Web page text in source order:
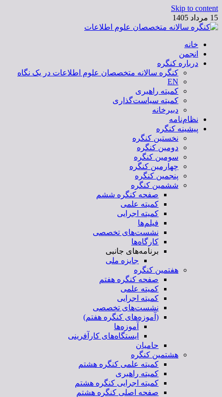
Skip to content
15 مرداد 1405
کنگره سالانه متخصصان علوم اطلاعات
خانه
انجمن
درباره کنگره
کنگره سالانه متخصصان علوم اطلاعات در یک نگاه
EN
کمیته راهبری
کمیته سیاست‌گذاری
دبیرخانه
نظام‌نامه
پیشینه کنگره
نخستین کنگره
دومین کنگره
سومین کنگره
چهارمین کنگره
پنجمین کنگره
ششمین کنگره
صفحه کنگره ششم
کمیته علمی
کمیته اجرایی
فیلم‌ها
نشست‌های تخصصی
کارگاه‌ها
برنامه‌های جانبی
جایزه ملی
هفتمین کنگره
صفحه کنگره هفتم
کمیته علمی
کمیته اجرایی
نشست‌های تخصصی
(آموزه‌های کنگره هفتم)
آموزه‌ها
ایستگاه‌های کارآفرینی
حامیان
هشتمین کنگره
کمیته علمی کنگره هشتم
کمیته راهبری
کمیته اجرایی کنگره هشتم
صفحه اصلی کنگره هشتم